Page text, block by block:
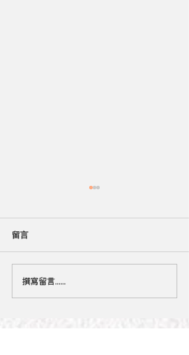
【貓狗「嚐」味大不同】
留言
撰寫留言......